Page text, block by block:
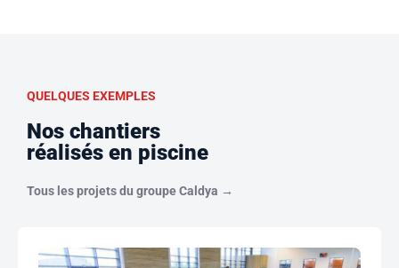
QUELQUES EXEMPLES
Nos chantiers
réalisés en piscine
Tous les projets du groupe Caldya →